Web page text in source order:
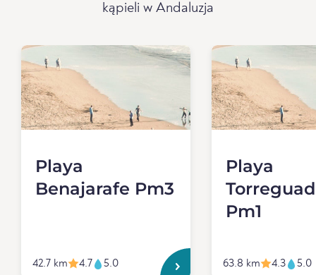
kąpieli w Andaluzja
Playa
Benajarafe Pm3
42.7 km 4.7 5.0
Playa
Pm1
63.8 km 4.3 5.0